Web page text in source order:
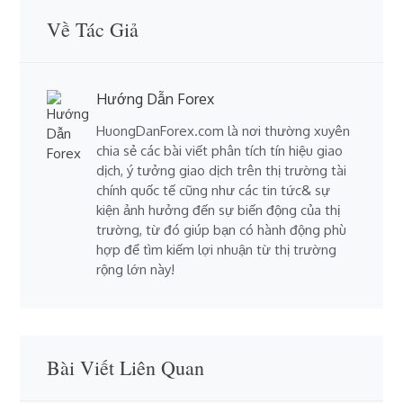
Về Tác Giả
Hướng Dẫn Forex
HuongDanForex.com là nơi thường xuyên
chia sẻ các bài viết phân tích tín hiệu giao
dịch, ý tưởng giao dịch trên thị trường tài
chính quốc tế cũng như các tin tức& sự
kiện ảnh hưởng đến sự biến động của thị
trường, từ đó giúp bạn có hành động phù
hợp để tìm kiếm lợi nhuận từ thị trường
rộng lớn này!
Bài Viết Liên Quan